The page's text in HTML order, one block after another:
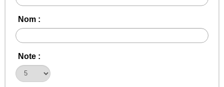
Nom :
Note :